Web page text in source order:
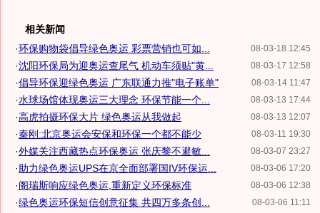
相关新闻
08-03-18 12:45
·环保购物袋倡导绿色奥运 彩票营销也可如...
08-03-17 12:58
·沈阳环保局为迎奥运查尾气 机动车须贴"黄...
08-03-14 11:47
·倡导环保迎绿色奥运 广东联通力推"电子账单"
08-03-13 17:44
·水球场馆体现奥运三大理念 环保节能一个...
08-03-13 12:07
·高虎拍摄环保大片 绿色奥运从我做起
08-03-11 19:30
·秦刚:北京奥运会安保和环保一个都不能少
08-03-07 23:27
·外媒关注西藏热点环保奥运 张庆黎不避敏...
08-03-06 17:20
·助力绿色奥运UPS在京全面部署国IV环保运...
08-03-06 12:38
·阁瑞斯响应绿色奥运,重新定义环保标准
08-03-06 11:11
·绿色奥运环保短信创意征集 共四万多条创...